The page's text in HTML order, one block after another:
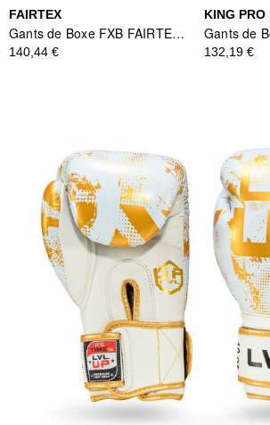
FAIRTEX
Gants de Boxe FXB FAIRTEX X BOOSTER - Noir/Blanc
140,44 €
KING PRO
132,19 €